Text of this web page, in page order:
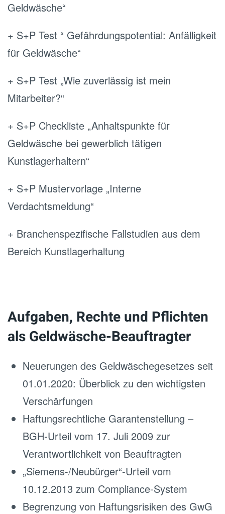
Geldwäsche“
+ S+P Test “ Gefährdungspotential: Anfälligkeit
für Geldwäsche“
+ S+P Test „Wie zuverlässig ist mein
Mitarbeiter?“
+ S+P Checkliste „Anhaltspunkte für
Geldwäsche bei gewerblich tätigen
Kunstlagerhaltern“
+ S+P Mustervorlage „Interne
Verdachtsmeldung“
+ Branchenspezifische Fallstudien aus dem
Bereich Kunstlagerhaltung
Aufgaben, Rechte und Pflichten
als Geldwäsche-Beauftragter
Neuerungen des Geldwäschegesetzes seit
01.01.2020: Überblick zu den wichtigsten
Verschärfungen
Haftungsrechtliche Garantenstellung –
BGH-Urteil vom 17. Juli 2009 zur
Verantwortlichkeit von Beauftragten
„Siemens-/Neubürger“-Urteil vom
10.12.2013 zum Compliance-System
Begrenzung von Haftungsrisiken des GwG